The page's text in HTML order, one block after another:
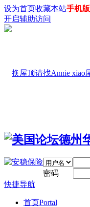
设为首页收藏本站手机版
开启辅助访问
密码
快捷导航
首页Portal